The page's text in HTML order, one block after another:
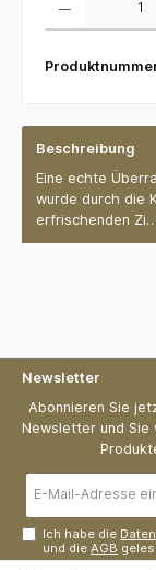
Beschreibung
Eine echte
wurde durch die
erfrischenden Zi…
Newsletter
Abonnieren Sie
Newsletter und Sie
Ich habe die
und dieAGB